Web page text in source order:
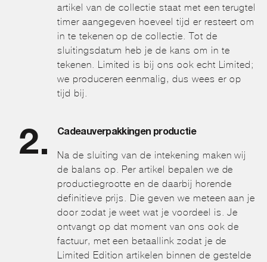
artikel van de collectie staat met een terugtel
timer aangegeven hoeveel tijd er resteert om
in te tekenen op de collectie. Tot de
sluitingsdatum heb je de kans om in te
tekenen. Limited is bij ons ook echt Limited;
we produceren eenmalig, dus wees er op
tijd bij.
Cadeauverpakkingen productie
Na de sluiting van de intekening maken wij
de balans op. Per artikel bepalen we de
productiegrootte en de daarbij horende
definitieve prijs. Die geven we meteen aan je
door zodat je weet wat je voordeel is. Je
ontvangt op dat moment van ons ook de
factuur, met een betaallink zodat je de
Limited Edition artikelen binnen de gestelde